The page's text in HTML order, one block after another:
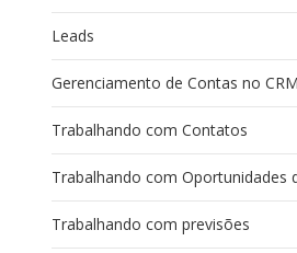
Leads
Gerenciamento de Contas no CRM
Trabalhando com Contatos
Trabalhando com Oportunidades
Trabalhando com previsões